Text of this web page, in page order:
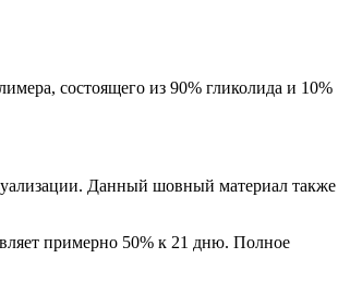
состоящего из 90% гликолида и 10%
Данный шовный материал также
примерно 50% к 21 дню. Полное